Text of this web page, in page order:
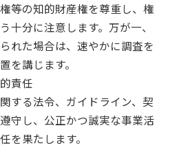
等の知的財産権を尊重し、権
十分に注意します。万が一、
れた場合は、速やかに調査を
を講じます。
責任
する法令、ガイドライン、契
守し、公正かつ誠実な事業活
を果たします。